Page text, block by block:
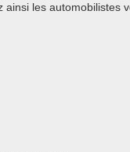
les automobilistes